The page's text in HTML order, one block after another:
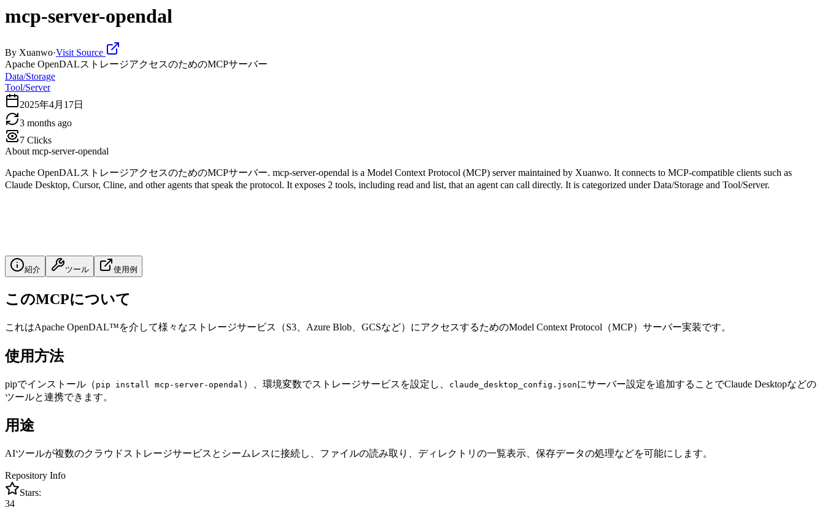
mcp-server-opendal
By Xuanwo·Visit Source
Apache OpenDALストレージアクセスのためのMCPサーバー
Data/Storage
Tool/Server
2025年4月17日
3 months ago
7 Clicks
About mcp-server-opendal
Apache OpenDALストレージアクセスのためのMCPサーバー. mcp-server-opendal is a Model Context Protocol (MCP) server maintained by Xuanwo. It connects to MCP-compatible clients such as
Claude Desktop, Cursor, Cline, and other agents that speak the protocol. It exposes 2 tools, including read and list, that an agent can call directly. It is categorized under Data/Storage and Tool/Server.
紹介 ツール 使用例
このMCPについて
これはApache OpenDAL™を介して様々なストレージサービス（S3、Azure Blob、GCSなど）にアクセスするためのModel Context Protocol（MCP）サーバー実装です。
使用方法
pipでインストール（ pip install mcp-server-opendal ）、環境変数でストレージサービスを設定し、 claude_desktop_config.jsonにサーバー設定を追加することでClaude Desktopなどの
ツールと連携できます。
用途
AIツールが複数のクラウドストレージサービスとシームレスに接続し、ファイルの読み取り、ディレクトリの一覧表示、保存データの処理などを可能にします。
Repository Info
Stars:
34